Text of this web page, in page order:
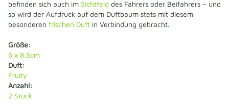
befinden sich auch im Sichtfeld des Fahrers oder Beifahrers – und
so wird der Aufdruck auf dem Duftbaum stets mit diesem
besonderen frischen Duft in Verbindung gebracht.
Größe:
6 x 8,5cm
Duft:
Fruity
Anzahl:
2 Stück